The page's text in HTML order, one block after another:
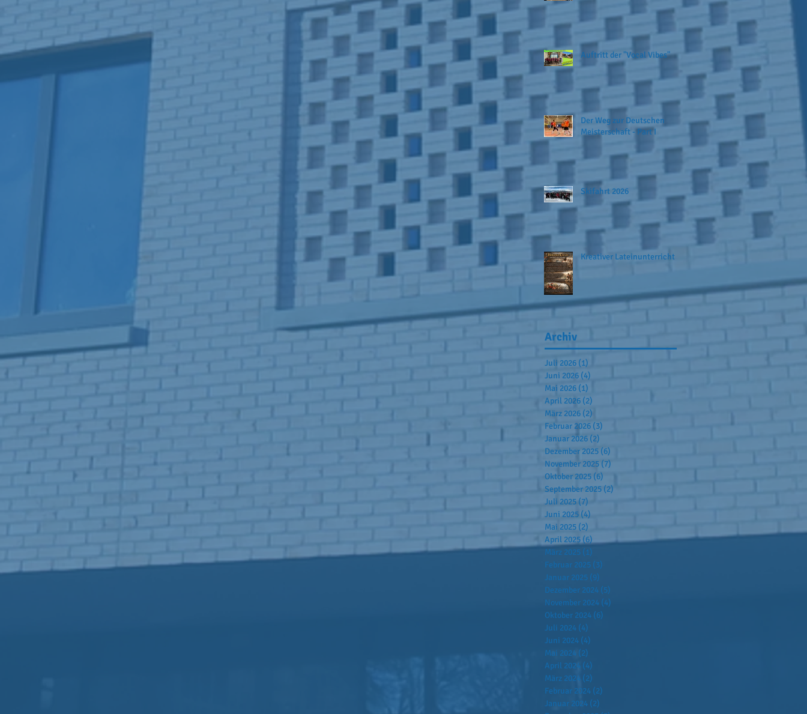
Auftritt der "Vocal Vibes"
Der Weg zur Deutschen
Meisterschaft - Part I
Skifahrt 2026
Kreativer Lateinunterricht
Archiv
Juli 2026 (1)
Juni 2026 (4)
Mai 2026 (1)
April 2026 (2)
März 2026 (2)
Februar 2026 (3)
Januar 2026 (2)
Dezember 2025 (6)
November 2025 (7)
Oktober 2025 (6)
September 2025 (2)
Juli 2025 (7)
Juni 2025 (4)
Mai 2025 (2)
April 2025 (6) 6 Beiträge
März 2025 (1)
Februar 2025 (3)
Januar 2025 (9)
Dezember 2024 (5)
November 2024 (4)
Oktober 2024 (6)
Juli 2024 (4)
Juni 2024 (4)
Mai 2024 (2)
April 2024 (4)
März 2024 (2)
Februar 2024 (2)
Januar 2024 (2)